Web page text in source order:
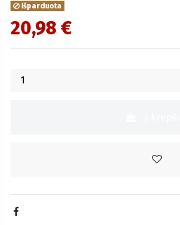
Išparduota
20,98 €